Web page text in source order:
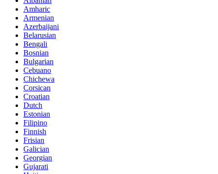
Amharic
Armenian
Azerbaijani
Belarusian
Bengali
Bosnian
Bulgarian
Cebuano
Chichewa
Corsican
Croatian
Dutch
Estonian
Filipino
Finnish
Frisian
Galician
Georgian
Gujarati